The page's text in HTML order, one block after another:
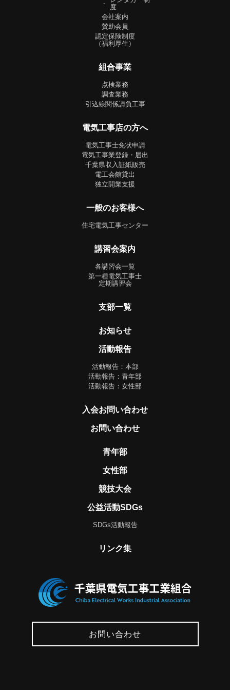
度
会社案内
賛助会員
認定保険制度
（福利厚生）
組合事業
点検業務
調査業務
引込線関係請負工事
電気工事店の方へ
電気工事士免状申請
電気工事業登録・届出
千葉県収入証紙販売
電工会館貸出
独立開業支援
一般のお客様へ
住宅電気工事センター
講習会案内
各講習会一覧
第一種電気工事士
定期講習会
支部一覧
お知らせ
活動報告
活動報告：本部
活動報告：青年部
活動報告：女性部
入会お問い合わせ
お問い合わせ
青年部
女性部
競技大会
公益活動SDGs
SDGs活動報告
リンク集
お問い合わせ